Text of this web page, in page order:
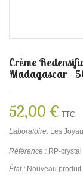
Crème
Madagascar -
52,00 € TTC
Laboratoire: Les
Référence : RP-
État : Nouveau produit